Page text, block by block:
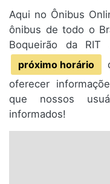
Aqui no Ônibus
ônibus de todo o
Boqueirão da RIT
próximo horário
oferecer
que nossos
informados!